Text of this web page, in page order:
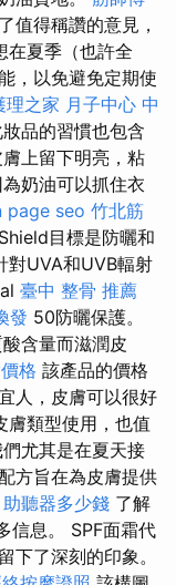
值得稱讚的意見，
在夏季（也許全
，以免避免定期使
理之家 月子中心 中
品的習慣也包含
上留下明亮，粘
奶油可以抓住衣
page seo 竹北筋
Shield目標是防曬和
對UVA和UVB輻射
臺中 整骨 推薦
發 50防曬保護。
含量而滋潤皮
格 該產品的價格
人，皮膚可以很好
膚類型使用，也值
尤其是在夏天接
方旨在為皮膚提供
助聽器多少錢 了解
信息。 SPF面霜代
下了深刻的印象。